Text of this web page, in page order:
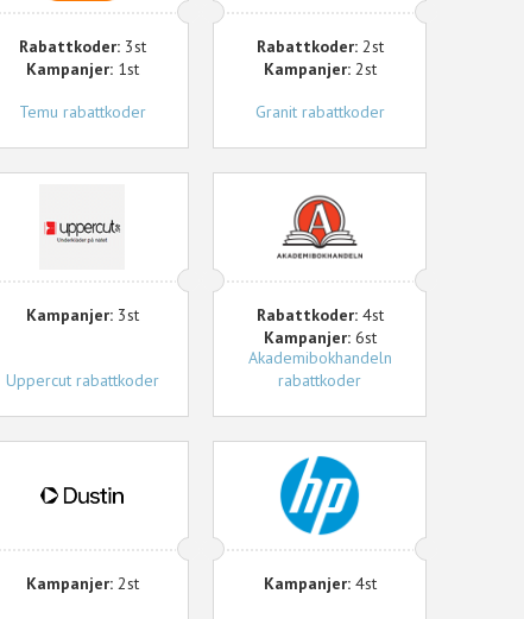
Rabattkoder:3st
Kampanjer:1st
Temu rabattkoder
Rabattkoder:2st
Kampanjer:2st
Granit rabattkoder
Kampanjer:3st
Uppercut rabattkoder
Akademibokhandeln
Rabattkoder:4st
Kampanjer:6st
Akademibokhandeln
rabattkoder
Kampanjer:2st Kampanjer:4st